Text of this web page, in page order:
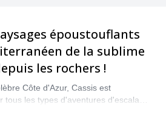
époustouflants
de la sublime
les rochers !
Côte d'Azur, Cassis est
les types d'aventures d'escalade.
tout autour de la ville côtière et